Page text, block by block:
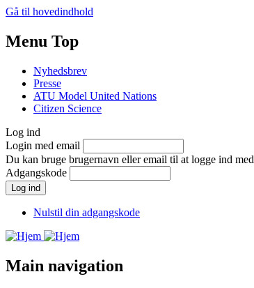
Gå til hovedindhold
Menu Top
Nyhedsbrev
Presse
ATU Model United Nations
Citizen Science
Log ind
Login med email
Du kan bruge brugernavn eller email til at logge ind med
Adgangskode
Nulstil din adgangskode
Main navigation